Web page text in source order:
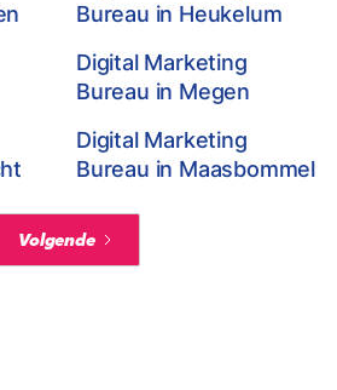
Bureau in Heukelum
Digital Marketing
Bureau in Megen
Digital Marketing
Bureau in Maasbommel
Volgende